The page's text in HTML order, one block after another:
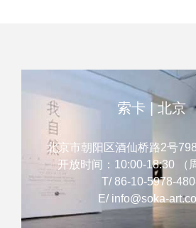
索卡 | 北京
北京市朝阳区酒仙桥路2号
开放时间：10:00-18:30 （
T/ 86-10-5978-
E/ info@soka-